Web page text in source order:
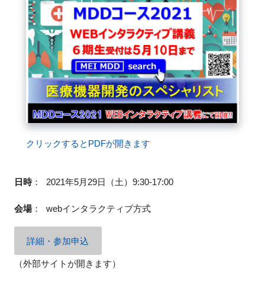
クリックするとPDFが開きます
日時： 2021年5月29日（土）9:30-17:00
会場： webインタラクティブ方式
詳細・参加申込
（外部サイトが開きます）